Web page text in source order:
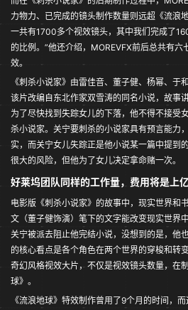
力物力、已完成的镜头制作数量则远超《流浪
一共有1700多个视效镜头，其中我们完成了
的比例。”他还介绍，MOREVFX前后总共有
效。
《刺杀小说家》由雷佳音、董子健、杨幂、于
该片改编自东北作家双雪涛的同名小说，故事
为了尽快找到失踪女儿的下落，他不得不接受
杀小说家。关宁要刺杀的小说家具有预言能力
实，而关宁女儿失踪正是他小说某一篇中提到
很大的风险，但他为了女儿决定拿命赌一次。
好莱坞团队同样的工作量，费用将是上
电影版《刺杀小说家》的故事中，现实世界和
文（董子健饰演）笔下的文字能改变现实世界
关宁被派去阻止他完结小说，没想到的是，他
的核心看点是各个角色在两个世界的穿梭和转
奇幻风格视效大片，不仅是视效镜头数量，在
球》。
《流浪地球》特效制作曾用了9个月的时间，